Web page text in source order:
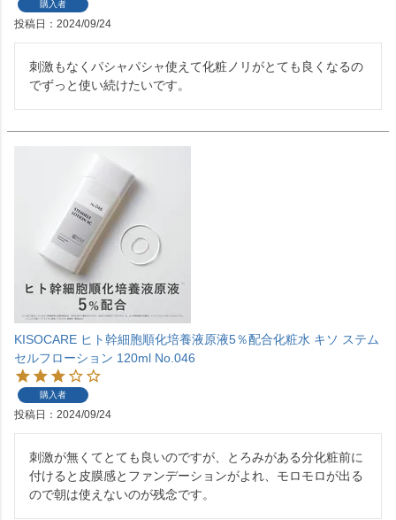
購入者
投稿日 2024/09/24
刺激もなくパシャパシャ使えて化粧ノリがとても良くなるの
でずっと使い続けたいです。
KISOCARE ヒト幹細胞順化培養液原液5％配合化粧水 キソ ステム
セルフローション 120ml No.046
購入者
投稿日 2024/09/24
刺激が無くてとても良いのですが、とろみがある分化粧前に
付けると皮膜感とファンデーションがよれ、モロモロが出る
ので朝は使えないのが残念です。